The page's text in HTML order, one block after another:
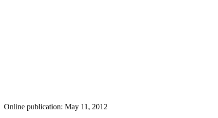
Online publication: May 11, 2012